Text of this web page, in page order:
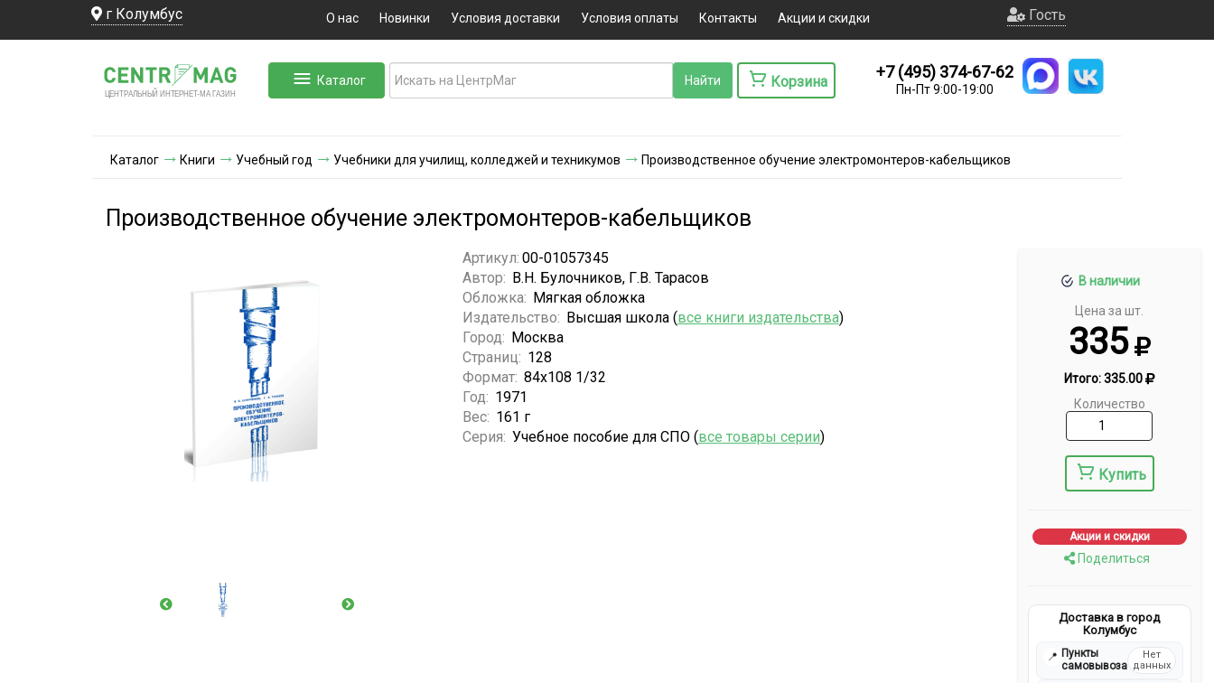
г Колумбус О нас Новинки Условия доставки Условия оплаты Контакты Акции и скидки Гость
ЦЕНТРАЛЬНЫЙ ИНТЕРНЕТ-МА ГАЗИН
Каталог Корзина
+7 (495) 374-67-62
Пн-Пт 9:00-19:00
Каталог Книги Учебный год Учебники для училищ, колледжей и техникумов Производственное обучение электромонтеров-кабельщиков
Производственное обучение электромонтеров-кабельщиков
В наличии
Цена за шт.
335
Итого:335.00
Количество
Купить
Акции и скидки
Поделиться
Доставка в город
Колумбус
📍 Пункты
самовывоза
Нет
данных
Артикул: 00-01057345
Автор: В.Н. Булочников, Г.В. Тарасов
Обложка: Мягкая обложка
Издательство: Высшая школа (все книги издательства)
Город: Москва
Страниц: 128
Формат: 84х108 1/32
Год: 1971
Вес: 161 г
Серия: Учебное пособие для СПО (все товары серии)